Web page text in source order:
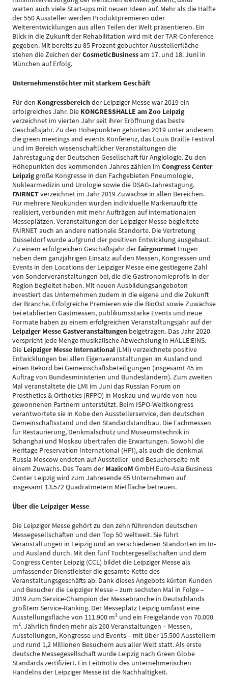
warten auch viele Start-ups mit neuen Ideen auf. Mehr als die Hälfte
der 550 Aussteller werden Produktpremieren oder
Weiterentwicklungen aus allen Teilen der Welt präsentieren. Ein
Blick in die Zukunft der Rehabilitation wird mit der TAR-Conference
gegeben. Mit bereits zu 85 Prozent gebuchter Ausstellerfläche
stehen die Zeichen derCosmeticBusinessam 17. und 18. Juni in
München auf Erfolg.
Unternehmenstöchter mit starkem Geschäft
Für den Kongressbereichder Leipziger Messe war 2019 ein
erfolgreiches Jahr. Die KONGRESSHALLE am Zoo Leipzig
verzeichnet im vierten Jahr seit ihrer Eröffnung das beste
Geschäftsjahr. Zu den Höhepunkten gehörten 2019 unter anderem
die green meetings and events Konferenz, das Louis Braille Festival
und im Bereich wissenschaftlicher Veranstaltungen die
Jahrestagung der Deutschen Gesellschaft für Angiologie. Zu den
Höhepunkten des kommenden Jahres zählen im Congress Center
Leipziggroße Kongresse in den Fachgebieten Pneumologie,
Nuklearmedizin und Urologie sowie die DSAG-Jahrestagung.
FAIRNETverzeichnet im Jahr 2019 Zuwächse in allen Bereichen.
Für mehrere Neukunden wurden individuelle Markenauftritte
realisiert, verbunden mit mehr Aufträgen auf internationalen
Messeplätzen. Veranstaltungen der Leipziger Messe begleitete
FAIRNET auch an andere nationale Standorte. Die Vertretung
Düsseldorf wurde aufgrund der positiven Entwicklung ausgebaut.
Zu einem erfolgreichen Geschäftsjahr derfairgourmettrugen
neben dem ganzjährigen Einsatz auf den Messen, Kongressen und
Events in den Locations der Leipziger Messe eine gestiegene Zahl
von Sonderveranstaltungen bei, die die Gastronomieprofis in der
Region begleitet haben. Mit neuen Ausbildungsangeboten
investiert das Unternehmen zudem in die eigene und die Zukunft
der Branche. Erfolgreiche Premieren wie die BioOst sowie Zuwächse
bei etablierten Gastmessen, publikumsstarke Events und neue
Formate haben zu einem erfolgreichen Veranstaltungsjahr auf der
Leipziger Messe Gastveranstaltungen beigetragen. Das Jahr 2020
verspricht jede Menge musikalische Abwechslung in HALLE:EINS.
Die Leipziger Messe International (LMI) verzeichnete positive
Entwicklungen bei allen Eigenveranstaltungen im Ausland und
einen Rekord bei Gemeinschaftsbeteiligungen (insgesamt 45 im
Auftrag von Bundesministerien und Bundesländern). Zum zweiten
Mal veranstaltete die LMI im Juni das Russian Forum on
Prosthetics & Orthotics (RFPO) in Moskau und wurde von neu
gewonnenen Partnern unterstützt. Beim ISPO-Weltkongress
verantwortete sie in Kobe den Ausstellerservice, den deutschen
Gemeinschaftsstand und den Standardstandbau. Die Fachmessen
für Restaurierung, Denkmalschutz und Museumstechnik in
Schanghai und Moskau übertrafen die Erwartungen. Sowohl die
Heritage Preservation International (HPI), als auch die denkmal
Russia-Moscow endeten auf Aussteller- und Besucherseite mit
einem Zuwachs. Das Team der MaxicoM GmbH Euro-Asia Business
Center Leipzig wird zum Jahresende 65 Unternehmen auf
insgesamt 13.572 Quadratmetern Mietfläche betreuen.
Über die Leipziger Messe
Die Leipziger Messe gehört zu den zehn führenden deutschen
Messegesellschaften und den Top 50 weltweit. Sie führt
Veranstaltungen in Leipzig und an verschiedenen Standorten im In-
und Ausland durch. Mit den fünf Tochtergesellschaften und dem
Congress Center Leipzig (CCL) bildet die Leipziger Messe als
umfassender Dienstleister die gesamte Kette des
Veranstaltungsgeschäfts ab. Dank dieses Angebots kürten Kunden
und Besucher die Leipziger Messe – zum sechsten Mal in Folge –
2019 zum Service-Champion der Messebranche in Deutschlands
größtem Service-Ranking. Der Messeplatz Leipzig umfasst eine
Ausstellungsfläche von 111.900 m² und ein Freigelände von 70.000
m². Jährlich finden mehr als 260 Veranstaltungen – Messen,
Ausstellungen, Kongresse und Events – mit über 15.500 Ausstellern
und rund 1,2 Millionen Besuchern aus aller Welt statt. Als erste
deutsche Messegesellschaft wurde Leipzig nach Green Globe
Standards zertifiziert. Ein Leitmotiv des unternehmerischen
Handelns der Leipziger Messe ist die Nachhaltigkeit.